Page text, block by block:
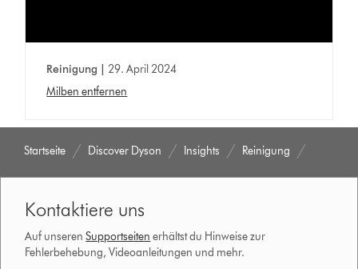
Reinigung |
29. April 2024
Milben entfernen
Startseite Discover Dyson Insights Reinigung
Kontaktiere uns
Auf unserenSupportseiten erhältst du Hinweise zur
Fehlerbehebung, Videoanleitungen und mehr.